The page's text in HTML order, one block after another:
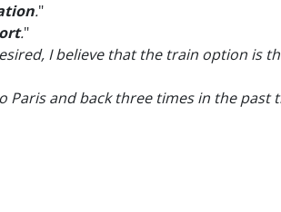
."
."
I believe that the train option is
and back three times in the past